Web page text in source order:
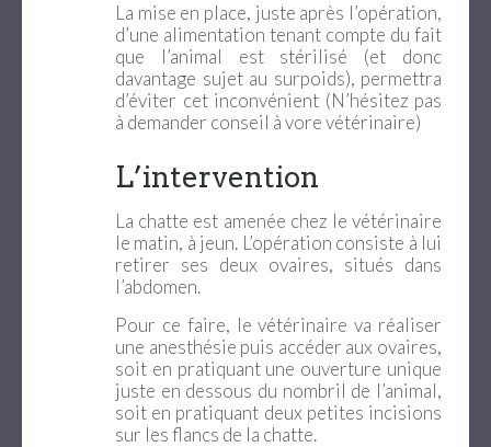
La mise en place, juste après l’opération,
d’une alimentation tenant compte du fait
que l’animal est stérilisé (et donc
davantage sujet au surpoids), permettra
d’éviter cet inconvénient (N’hésitez pas
à demander conseil à vore vétérinaire)
L’intervention
La chatte est amenée chez le vétérinaire
le matin, à jeun. L’opération consiste à lui
retirer ses deux ovaires, situés dans
l’abdomen.
Pour ce faire, le vétérinaire va réaliser
une anesthésie puis accéder aux ovaires,
soit en pratiquant une ouverture unique
juste en dessous du nombril de l’animal,
soit en pratiquant deux petites incisions
sur les flancs de la chatte.